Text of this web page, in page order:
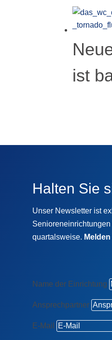
ist
Halten Sie
Unser Newsletter ist
quartalsweise.
Name der Einrichtung
Ansprechpartner
E-Mail